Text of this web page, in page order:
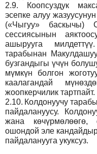
2.9.
Коопсуздук
эсепке алуу
(«Чыгуу» баскычы)
сессиясынын
ашырууга
тарабынан
бузгандыгы үчүн
мүмкүн болгон
каалагандай
жоопкерчилик тартпайт.
2.10. Колдонуучу
пайдалануусу.
жана көчүрмөлөөгө,
ошондой эле
пайдаланууга укуксуз.